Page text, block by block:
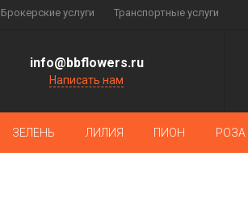
Брокерские услуги Транспортные услуги
info@bbflowers.ru
Написать нам
ЗЕЛЕНЬ ЛИЛИЯ ПИОН РОЗА